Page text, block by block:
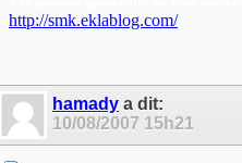
http://smk.eklablog.com/
hamady a dit:
10/08/2007 15h21